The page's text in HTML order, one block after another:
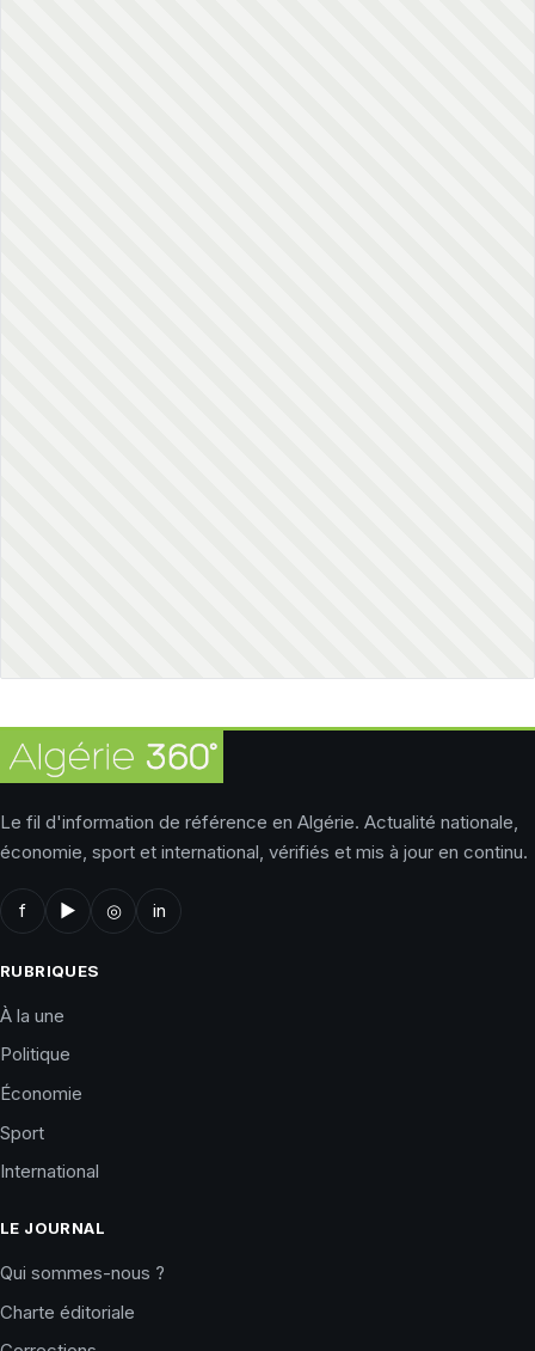
Le fil d'information de référence en Algérie. Actualité nationale,
économie, sport et international, vérifiés et mis à jour en continu.
f ▶ ◎ in
RUBRIQUES
À la une
Politique
Économie
Sport
International
LE JOURNAL
Qui sommes-nous ?
Charte éditoriale